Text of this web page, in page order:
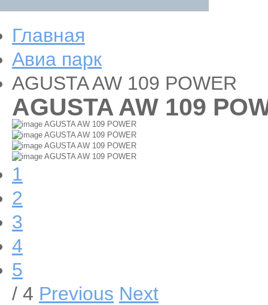
Главная
Авиа парк
AGUSTA AW 109 POWER
AGUSTA AW 109
AGUSTA AW 109 POWER
AGUSTA AW 109 POWER
AGUSTA AW 109 POWER
AGUSTA AW 109 POWER
1
2
3
4
5
/ 4 Previous Next